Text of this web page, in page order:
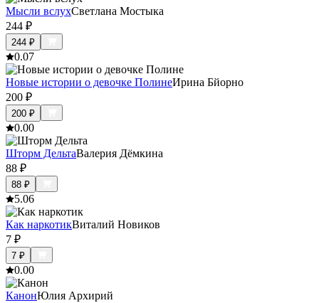
Мысли вслухСветлана Мостыка
244 ₽
244 ₽
0.07
Новые истории о девочке ПолинеИрина Бйорно
200 ₽
200 ₽
0.00
Шторм ДельтаВалерия Дёмкина
88 ₽
88 ₽
5.06
Как наркотикВиталий Новиков
7 ₽
7 ₽
0.00
КанонЮлия Архирий